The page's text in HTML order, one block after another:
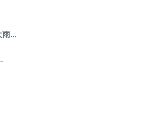
雨…